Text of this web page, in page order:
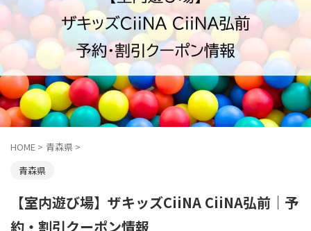
HOME > 青森県 >
青森県
【室内遊び場】ザキッズCiiNA CiiNA弘前｜予
約・割引クーポン情報